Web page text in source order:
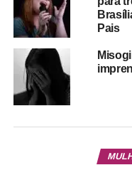
Pais